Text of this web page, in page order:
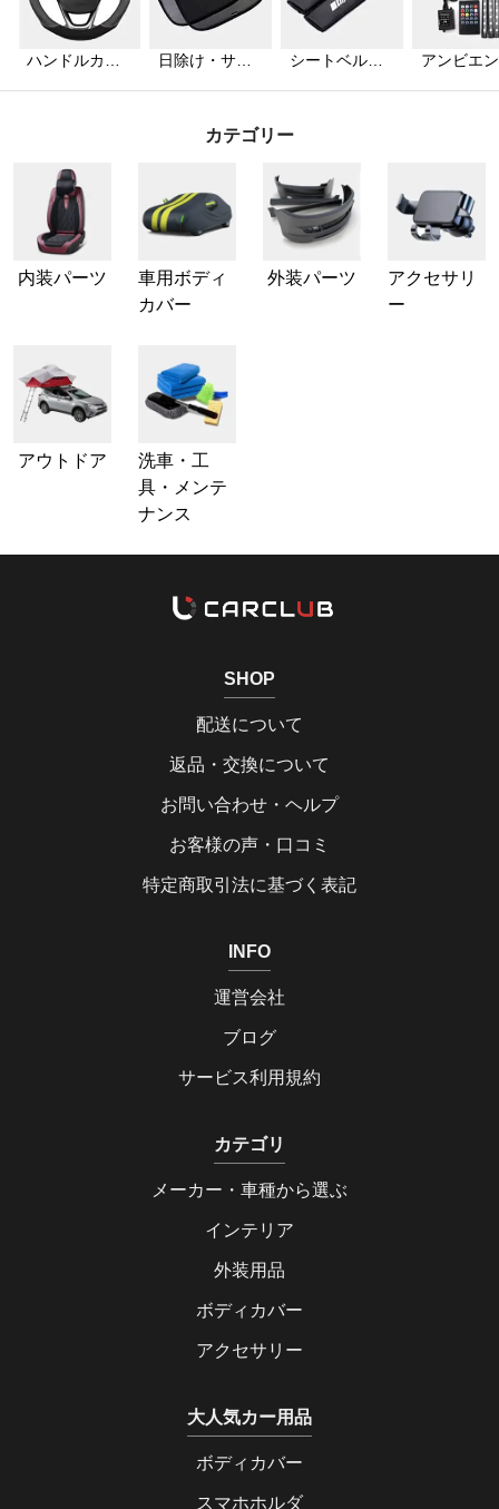
ハンドルカバ
日除け・サン
シートベルト
アンビエ
カテゴリー
内装パーツ
車用ボディ
カバー
外装パーツ
アクセサリ
ー
アウトドア
洗車・工
具・メンテ
ナンス
SHOP
配送について
返品・交換について
お問い合わせ・ヘルプ
お客様の声・口コミ
特定商取引法に基づく表記
INFO
運営会社
ブログ
サービス利用規約
カテゴリ
メーカー・車種から選ぶ
インテリア
外装用品
ボディカバー
アクセサリー
大人気カー用品
ボディカバー
スマホホルダ